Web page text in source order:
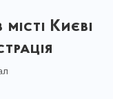
Києві